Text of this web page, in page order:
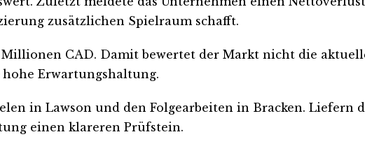
zusätzlichen Spielraum schafft.
CAD. Damit bewertet der Markt nicht die
hohe Erwartungshaltung.
in Lawson und den Folgearbeiten in Bracken. Liefern
einen klareren Prüfstein.